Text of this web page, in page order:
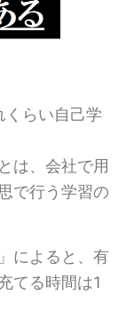
くらい自己学
は、会社で用
で行う学習の
によると、有
てる時間は1